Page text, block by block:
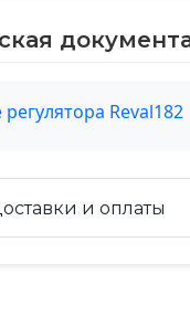
Reval182
и оплаты